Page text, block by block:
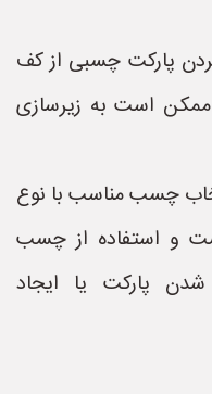
پارکت چسبی از کف
است به زیرسازی
چسب مناسب با نوع
و استفاده از چسب
پارکت یا ایجاد